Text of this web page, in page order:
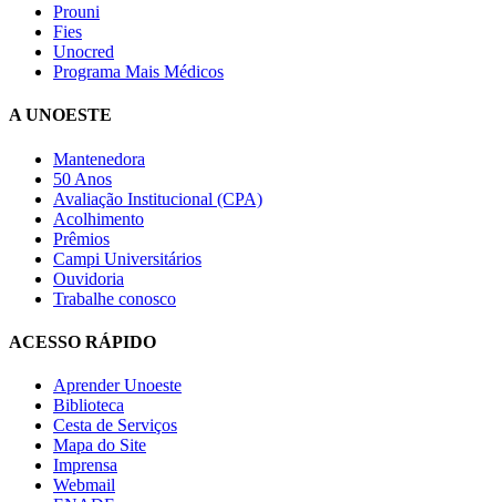
Prouni
Fies
Unocred
Programa Mais Médicos
A UNOESTE
Mantenedora
50 Anos
Avaliação Institucional (CPA)
Acolhimento
Prêmios
Campi Universitários
Ouvidoria
Trabalhe conosco
ACESSO RÁPIDO
Aprender Unoeste
Biblioteca
Cesta de Serviços
Mapa do Site
Imprensa
Webmail